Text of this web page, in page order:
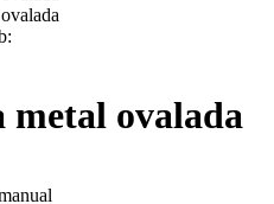
metal ovalada